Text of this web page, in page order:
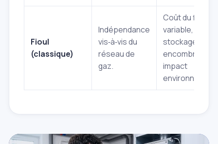
Fioul
(classique)
Indépendance
vis‑à‑vis du
réseau de
gaz.
Coût du fioul
variable,
stockage
encombrant,
impact